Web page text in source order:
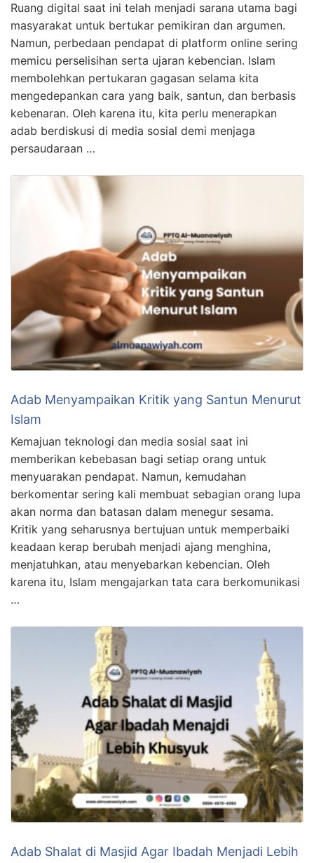
Ruang digital saat ini telah menjadi sarana utama bagi
masyarakat untuk bertukar pemikiran dan argumen.
Namun, perbedaan pendapat di platform online sering
memicu perselisihan serta ujaran kebencian. Islam
membolehkan pertukaran gagasan selama kita
mengedepankan cara yang baik, santun, dan berbasis
kebenaran. Oleh karena itu, kita perlu menerapkan
adab berdiskusi di media sosial demi menjaga
persaudaraan …
Adab Menyampaikan Kritik yang Santun Menurut
Islam
Kemajuan teknologi dan media sosial saat ini
memberikan kebebasan bagi setiap orang untuk
menyuarakan pendapat. Namun, kemudahan
berkomentar sering kali membuat sebagian orang lupa
akan norma dan batasan dalam menegur sesama.
Kritik yang seharusnya bertujuan untuk memperbaiki
keadaan kerap berubah menjadi ajang menghina,
menjatuhkan, atau menyebarkan kebencian. Oleh
karena itu, Islam mengajarkan tata cara berkomunikasi
…
Adab Shalat di Masjid Agar Ibadah Menjadi Lebih